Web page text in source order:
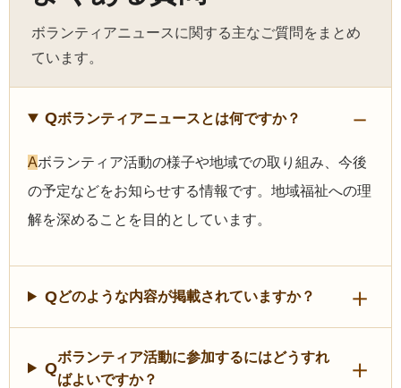
ボランティアニュースに関する主なご質問をまとめ
ています。
Qボランティアニュースとは何ですか？
Aボランティア活動の様子や地域での取り組み、今後
の予定などをお知らせする情報です。地域福祉への理
解を深めることを目的としています。
Qどのような内容が掲載されていますか？
Q
ボランティア活動に参加するにはどうすれ
ばよいですか？